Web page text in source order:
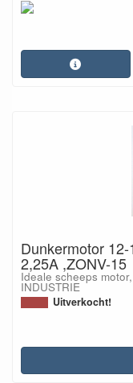
Dunkermotor
2,25A ,ZONV-15
Ideale scheeps
INDUSTRIE
Uitverkocht!